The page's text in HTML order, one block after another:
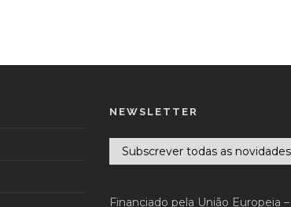
NEWSLETTER
Subscrever todas as novidades
Financiado pela União Europeia